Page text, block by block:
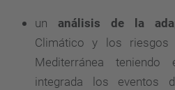
un análisis de la
Climático y los
Mediterránea
integrada los eventos